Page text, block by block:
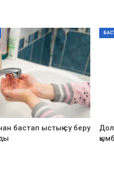
бастап ыстық су беру